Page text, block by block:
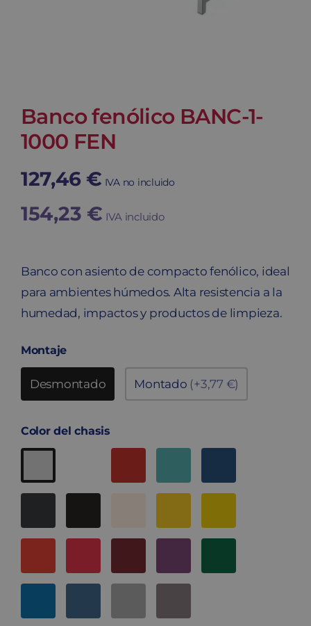
Banco fenólico BANC-1-
1000 FEN
127,46 € IVA no incluido
154,23 € IVA incluido
Banco con asiento de compacto fenólico, ideal
para ambientes húmedos. Alta resistencia a la
humedad, impactos y productos de limpieza.
Montaje
Desmontado Montado (+3,77 €)
Color del chasis